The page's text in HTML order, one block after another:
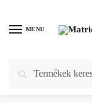
navigation
content
MENU
Kezdőlap / Webáruház /